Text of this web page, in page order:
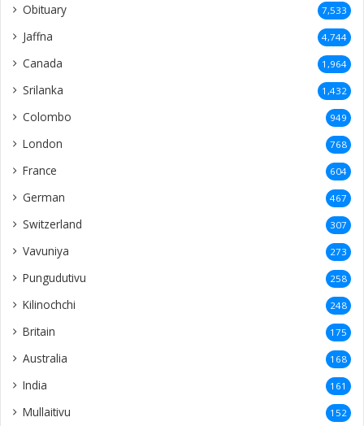
Obituary 7,533
Jaffna 4,744
Canada 1,964
Srilanka 1,432
Colombo 949
London 768
France 604
German 467
Switzerland 307
Vavuniya 273
Pungudutivu 258
Kilinochchi 248
Britain 175
Australia 168
India 161
Mullaitivu 152